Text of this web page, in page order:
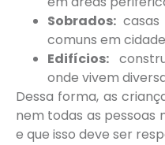
Sobrados:
comuns em
Edifícios:
onde vivem
Dessa forma, as
nem todas as
e que isso deve ser